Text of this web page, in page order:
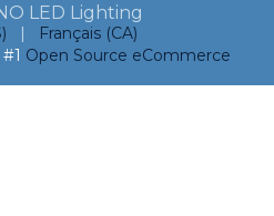
LED Lighting
|
Français (CA)
Open Source eCommerce